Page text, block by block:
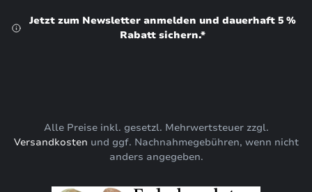
Jetzt zum Newsletter anmelden und dauerhaft 5 %
Rabatt sichern.*
Alle Preise inkl. gesetzl. Mehrwertsteuer zzgl.
Versandkosten und ggf. Nachnahmegebühren, wenn nicht
anders angegeben.